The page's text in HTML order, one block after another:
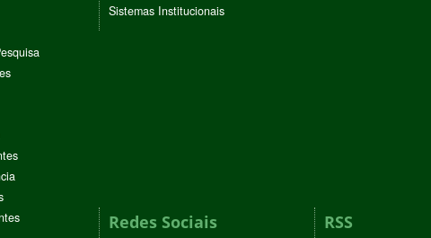
Sistemas Institucionais
Redes Sociais RSS